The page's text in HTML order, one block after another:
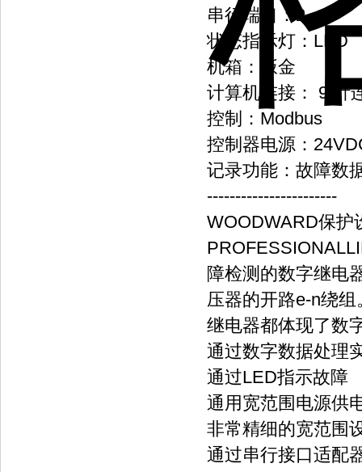
串行端口：2
状态指示灯：LED
机箱：钣金
计算机连接： 9 针
控制：Modbus
控制器电源：
记录功能：故障数
-----------------------
WOODWARD保护
障检测的数字继电
压器的开路e-n绕
继电器都体现了数
通过数字数据处理
通过LED指示故障
通用宽范围电源供
非常精细的宽范围
通过串行接口适配